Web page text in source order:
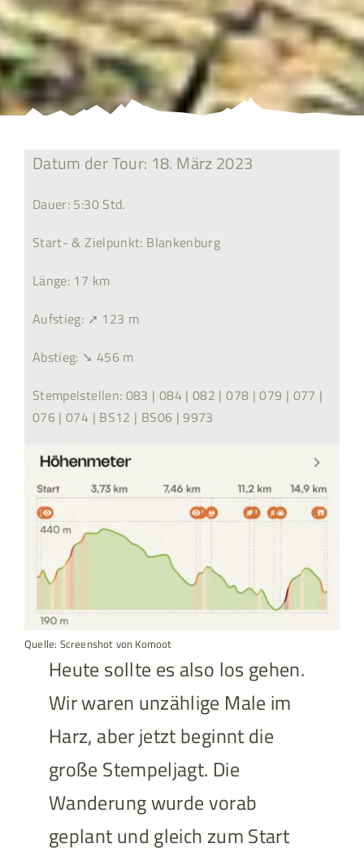
Datum der Tour: 18. März 2023
Dauer: 5:30 Std.
Start- & Zielpunkt: Blankenburg
Länge: 17 km
Aufstieg: ➚ 123 m
Abstieg: ➘ 456 m
Stempelstellen: 083 | 084 | 082 | 078 | 079 | 077 |
076 | 074 | BS12 | BS06 | 9973
Quelle: Screenshot von Komoot
Heute sollte es also los gehen.
Wir waren unzählige Male im
Harz, aber jetzt beginnt die
große Stempeljagt. Die
Wanderung wurde vorab
geplant und gleich zum Start